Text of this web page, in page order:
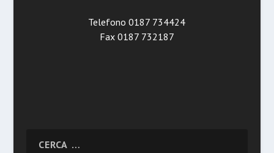
Telefono 0187 734424
Fax 0187 732187